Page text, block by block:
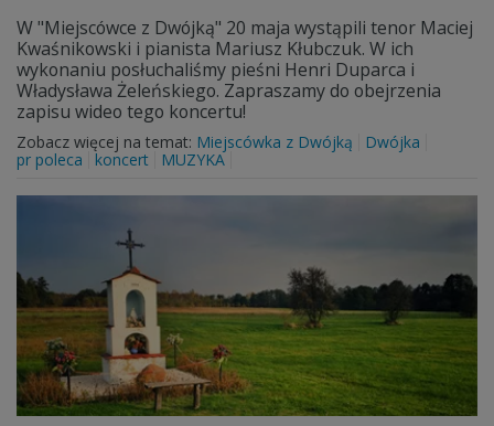
W "Miejscówce z Dwójką" 20 maja wystąpili tenor Maciej
Kwaśnikowski i pianista Mariusz Kłubczuk. W ich
wykonaniu posłuchaliśmy pieśni Henri Duparca i
Władysława Żeleńskiego. Zapraszamy do obejrzenia
zapisu wideo tego koncertu!
Zobacz więcej na temat: Miejscówka z Dwójką
Dwójka
pr poleca
koncert MUZYKA